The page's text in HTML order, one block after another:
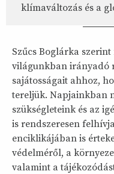
klímaváltozás és a
Szűcs Boglárka
világunkban irányadó
sajátosságait ahhoz,
tereljük. Napjainkban
szükségleteink és az
is rendszeresen
enciklikájában is
védelméről, a
valamint a